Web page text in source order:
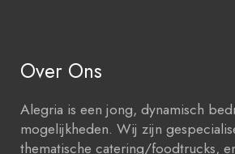
Over Ons
Alegria is een jong, dynamisch
mogelijkheden. Wij zijn
thematische catering/foodtrucks,